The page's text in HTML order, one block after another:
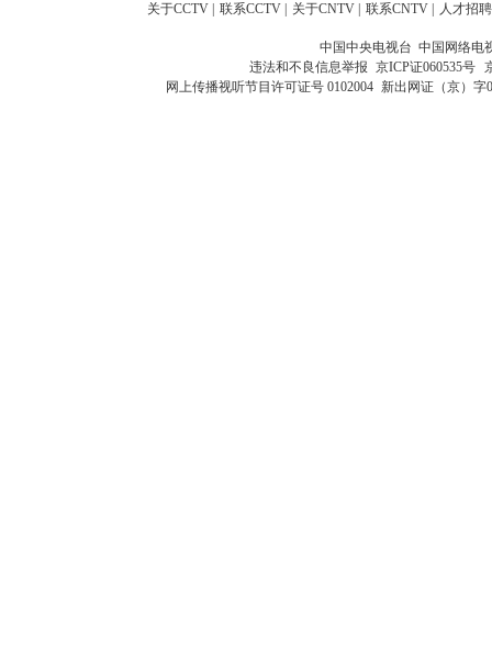
关于CCTV 联系CCTV 关于CNTV 联系CNTV 人才招聘
中国中央电视台 中国网络电
违法和不良信息举报 京ICP证060535号
网上传播视听节目许可证号 0102004 新出网证（京）